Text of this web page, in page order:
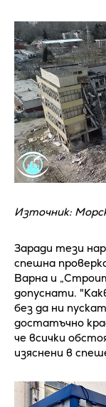
Източник:
Заради тези
спешна
Варна и
допуснати.
без да ни
достатъчно
че всички
изяснени в